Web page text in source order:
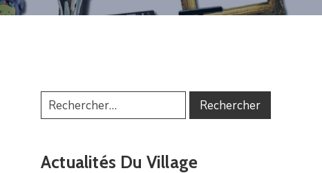
Actualités Du Village